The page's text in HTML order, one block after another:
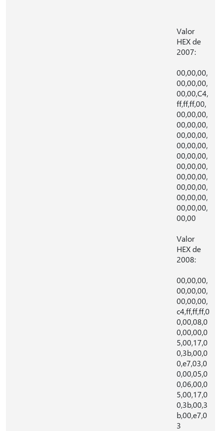
Valor
HEX de
2007:
00,00,00,
00,00,00,
00,00,C4,
ff,ff,ff,00,
00,00,00,
00,00,00,
00,00,00,
00,00,00,
00,00,00,
00,00,00,
00,00,00,
00,00,00,
00,00,00,
00,00,00,
00,00
Valor
HEX de
2008:
00,00,00,
00,00,00,
00,00,00,
c4,ff,ff,ff,0
0,00,08,0
0,00,00,0
5,00,17,0
0,3b,00,0
0,e7,03,0
0,00,05,0
0,06,00,0
5,00,17,0
0,3b,00,3
b,00,e7,0
3